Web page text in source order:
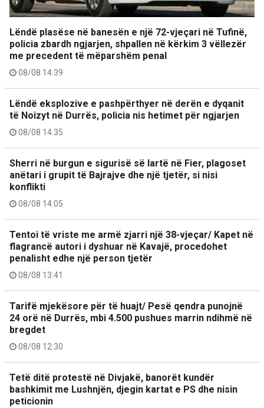
Lëndë plasëse në banesën e një 72-vjeçari në Tufinë,
policia zbardh ngjarjen, shpallen në kërkim 3 vëllezër
me precedent të mëparshëm penal
08/08 14:39
Lëndë eksplozive e pashpërthyer në derën e dyqanit
të Noizyt në Durrës, policia nis hetimet për ngjarjen
08/08 14:35
Sherri në burgun e sigurisë së lartë në Fier, plagoset
anëtari i grupit të Bajrajve dhe një tjetër, si nisi
konflikti
08/08 14:05
Tentoi të vriste me armë zjarri një 38-vjeçar/ Kapet në
flagrancë autori i dyshuar në Kavajë, procedohet
penalisht edhe një person tjetër
08/08 13:41
Tarifë mjekësore për të huajt/ Pesë qendra punojnë
24 orë në Durrës, mbi 4.500 pushues marrin ndihmë në
bregdet
08/08 12:30
Tetë ditë protestë në Divjakë, banorët kundër
bashkimit me Lushnjën, djegin kartat e PS dhe nisin
peticionin